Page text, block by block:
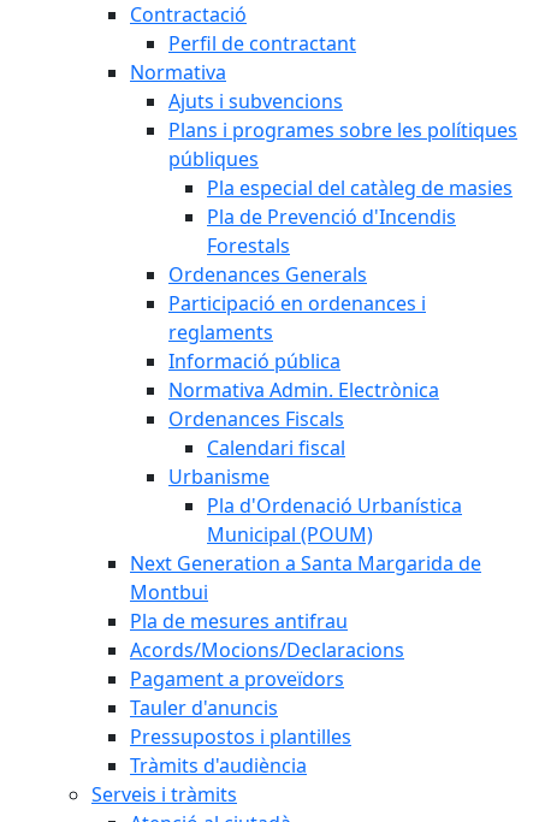
Contractació
Perfil de contractant
Normativa
Ajuts i subvencions
Plans i programes sobre les polítiques
públiques
Pla especial del catàleg de masies
Pla de Prevenció d'Incendis
Forestals
Ordenances Generals
Participació en ordenances i
reglaments
Informació pública
Normativa Admin. Electrònica
Ordenances Fiscals
Calendari fiscal
Urbanisme
Pla d'Ordenació Urbanística
Municipal (POUM)
Next Generation a Santa Margarida de
Montbui
Pla de mesures antifrau
Acords/Mocions/Declaracions
Pagament a proveïdors
Tauler d'anuncis
Pressupostos i plantilles
Tràmits d'audiència
Serveis i tràmits